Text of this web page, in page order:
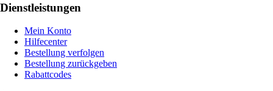
Dienstleistungen
Mein Konto
Hilfecenter
Bestellung verfolgen
Bestellung zurückgeben
Rabattcodes